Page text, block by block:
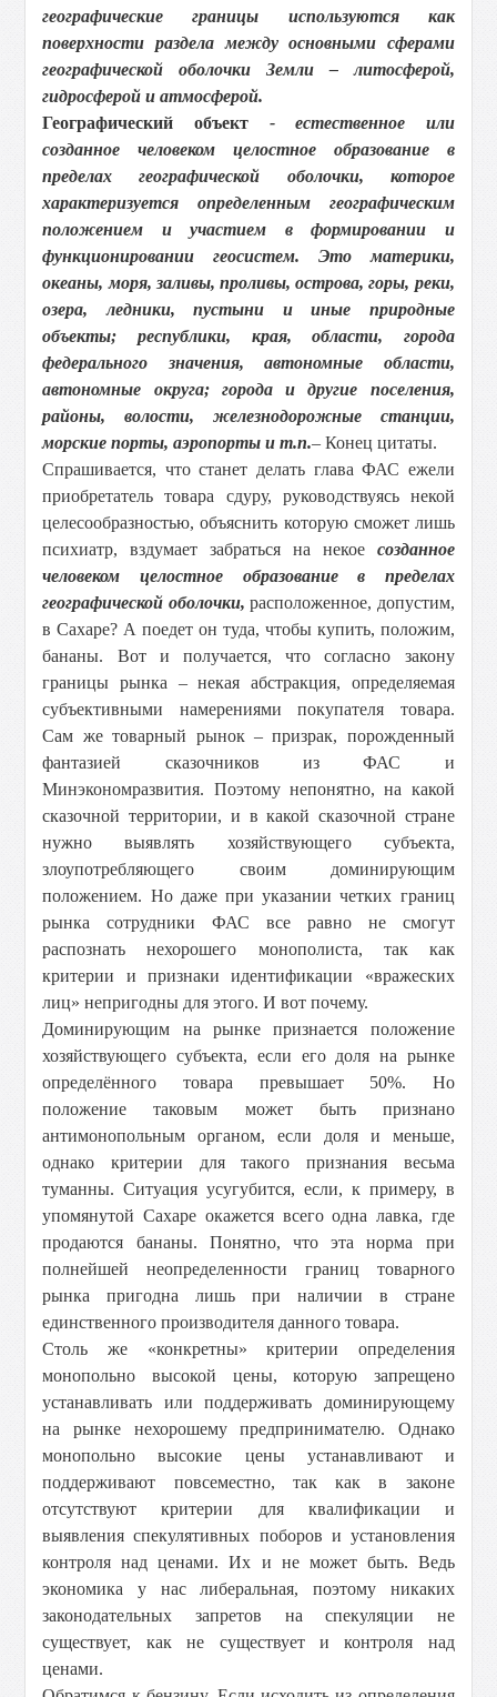
географические границы используются как
поверхности раздела между основными сферами
географической оболочки Земли – литосферой,
гидросферой и атмосферой.
Географический объект- естественное или
созданное человеком целостное образование в
пределах географической оболочки, которое
характеризуется определенным географическим
положением и участием в формировании и
функционировании геосистем. Это материки,
океаны, моря, заливы, проливы, острова, горы, реки,
озера, ледники, пустыни и иные природные
объекты; республики, края, области, города
федерального значения, автономные области,
автономные округа; города и другие поселения,
районы, волости, железнодорожные станции,
морские порты, аэропорты и т.п.– Конец цитаты.
Спрашивается, что станет делать глава ФАС ежели
приобретатель товара сдуру, руководствуясь некой
целесообразностью, объяснить которую сможет лишь
психиатр, вздумает забраться на некое созданное
человеком целостное образование в пределах
географической оболочки,расположенное, допустим,
в Сахаре? А поедет он туда, чтобы купить, положим,
бананы. Вот и получается, что согласно закону
границы рынка – некая абстракция, определяемая
субъективными намерениями покупателя товара.
Сам же товарный рынок – призрак, порожденный
фантазией сказочников из ФАС и
Минэкономразвития. Поэтому непонятно, на какой
сказочной территории, и в какой сказочной стране
нужно выявлять хозяйствующего субъекта,
злоупотребляющего своим доминирующим
положением. Но даже при указании четких границ
рынка сотрудники ФАС все равно не смогут
распознать нехорошего монополиста, так как
критерии и признаки идентификации «вражеских
лиц» непригодны для этого. И вот почему.
Доминирующим на рынке признается положение
хозяйствующего субъекта, если его доля на рынке
определённого товара превышает 50%. Но
положение таковым может быть признано
антимонопольным органом, если доля и меньше,
однако критерии для такого признания весьма
туманны. Ситуация усугубится, если, к примеру, в
упомянутой Сахаре окажется всего одна лавка, где
продаются бананы. Понятно, что эта норма при
полнейшей неопределенности границ товарного
рынка пригодна лишь при наличии в стране
единственного производителя данного товара.
Столь же «конкретны» критерии определения
монопольно высокой цены, которую запрещено
устанавливать или поддерживать доминирующему
на рынке нехорошему предпринимателю. Однако
монопольно высокие цены устанавливают и
поддерживают повсеместно, так как в законе
отсутствуют критерии для квалификации и
выявления спекулятивных поборов и установления
контроля над ценами. Их и не может быть. Ведь
экономика у нас либеральная, поэтому никаких
законодательных запретов на спекуляции не
существует, как не существует и контроля над
ценами.